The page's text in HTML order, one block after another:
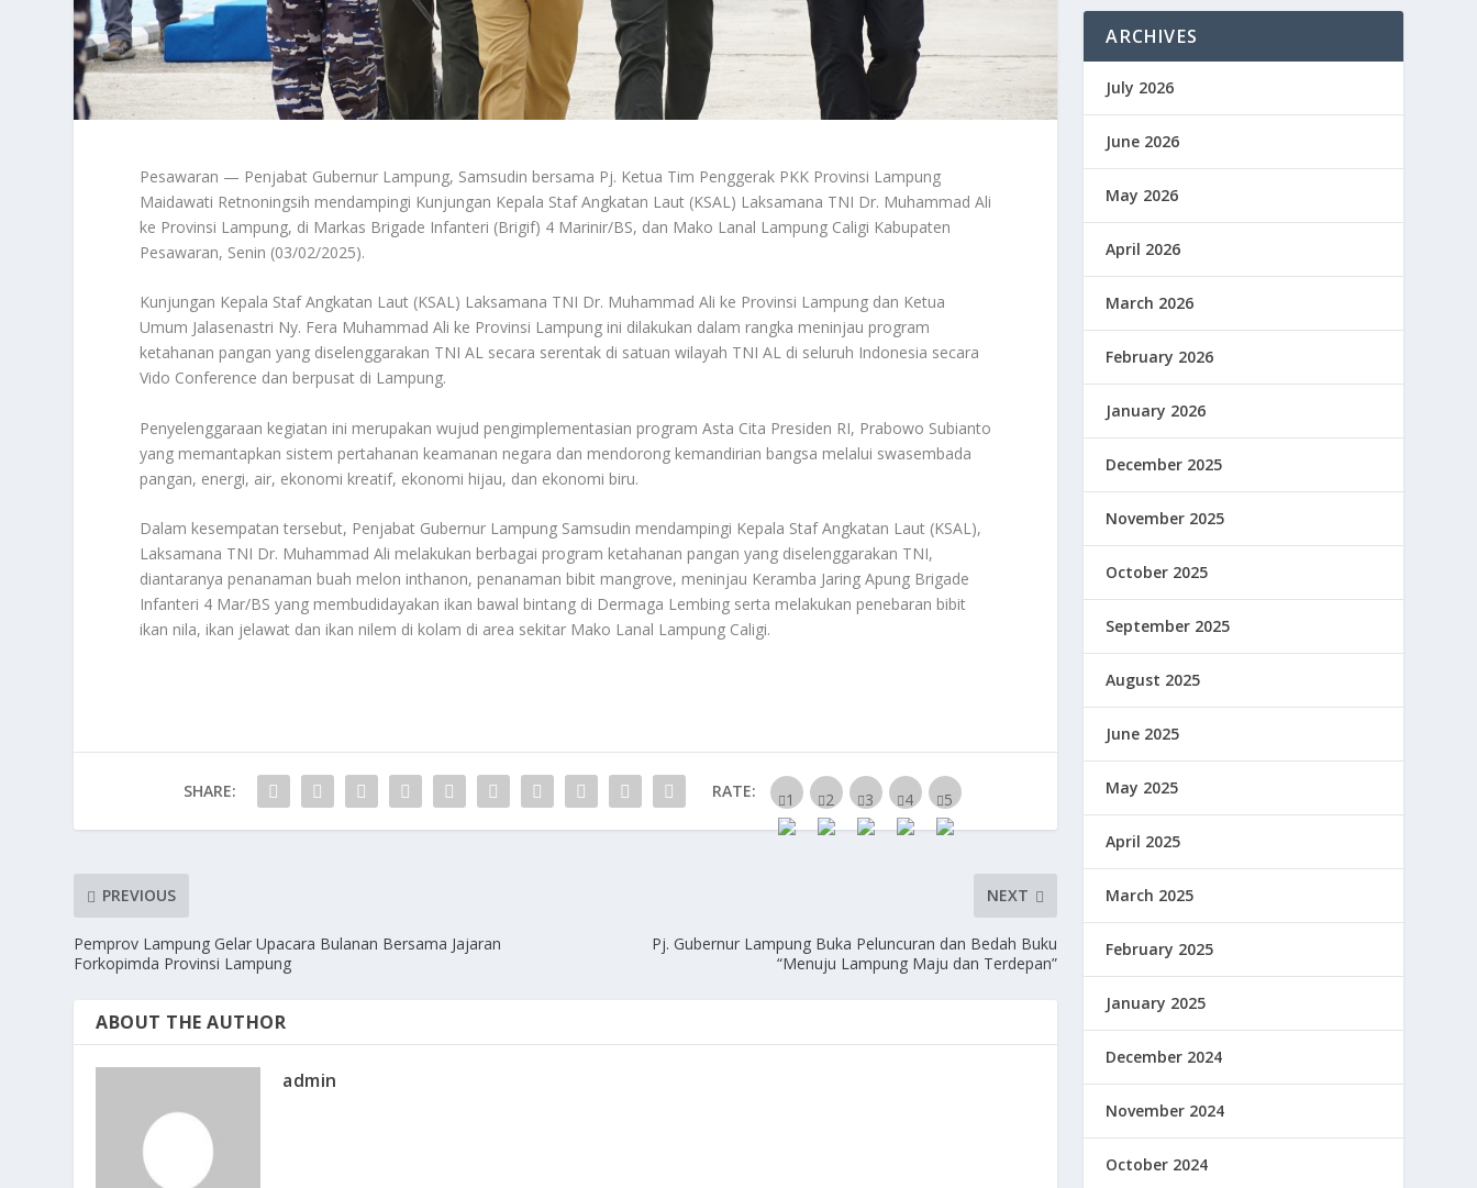
Pesawaran — Penjabat Gubernur Lampung, Samsudin bersama Pj. Ketua Tim Penggerak PKK Provinsi Lampung
Maidawati Retnoningsih mendampingi Kunjungan Kepala Staf Angkatan Laut (KSAL) Laksamana TNI Dr. Muhammad Ali
ke Provinsi Lampung, di Markas Brigade Infanteri (Brigif) 4 Marinir/BS, dan Mako Lanal Lampung Caligi Kabupaten
Pesawaran, Senin (03/02/2025).
Kunjungan Kepala Staf Angkatan Laut (KSAL) Laksamana TNI Dr. Muhammad Ali ke Provinsi Lampung dan Ketua
Umum Jalasenastri Ny. Fera Muhammad Ali ke Provinsi Lampung ini dilakukan dalam rangka meninjau program
ketahanan pangan yang diselenggarakan TNI AL secara serentak di satuan wilayah TNI AL di seluruh Indonesia secara
Vido Conference dan berpusat di Lampung.
Penyelenggaraan kegiatan ini merupakan wujud pengimplementasian program Asta Cita Presiden RI, Prabowo Subianto
yang memantapkan sistem pertahanan keamanan negara dan mendorong kemandirian bangsa melalui swasembada
pangan, energi, air, ekonomi kreatif, ekonomi hijau, dan ekonomi biru.
Dalam kesempatan tersebut, Penjabat Gubernur Lampung Samsudin mendampingi Kepala Staf Angkatan Laut (KSAL),
Laksamana TNI Dr. Muhammad Ali melakukan berbagai program ketahanan pangan yang diselenggarakan TNI,
diantaranya penanaman buah melon inthanon, penanaman bibit mangrove, meninjau Keramba Jaring Apung Brigade
Infanteri 4 Mar/BS yang membudidayakan ikan bawal bintang di Dermaga Lembing serta melakukan penebaran bibit
ikan nila, ikan jelawat dan ikan nilem di kolam di area sekitar Mako Lanal Lampung Caligi.
SHARE: RATE:
PREVIOUS
Pemprov Lampung Gelar Upacara Bulanan Bersama Jajaran
Forkopimda Provinsi Lampung
NEXT
Pj. Gubernur Lampung Buka Peluncuran dan Bedah Buku
“Menuju Lampung Maju dan Terdepan”
ABOUT THE AUTHOR
admin
ARCHIVES
July 2026
June 2026
May 2026
April 2026
March 2026
February 2026
January 2026
December 2025
November 2025
October 2025
September 2025
August 2025
June 2025
May 2025
April 2025
March 2025
February 2025
January 2025
December 2024
November 2024
October 2024